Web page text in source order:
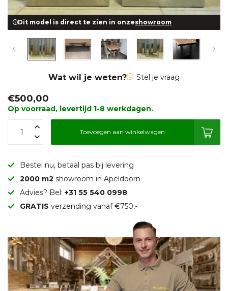
Dit model is direct te zien in onzeshowroom
Wat wil je weten? Stel je vraag
€500,00
Op voorraad, levertijd 1-8 werkdagen.
Toevoegen aan winkelwagen
Bestel nu, betaal pas bij levering
2000 m2 showroom in Apeldoorn
Advies? Bel: +31 55 540 0998
GRATIS verzending vanaf €750,-